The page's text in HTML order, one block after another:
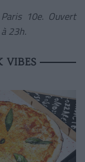
10e. Ouvert
23h.
VIBES